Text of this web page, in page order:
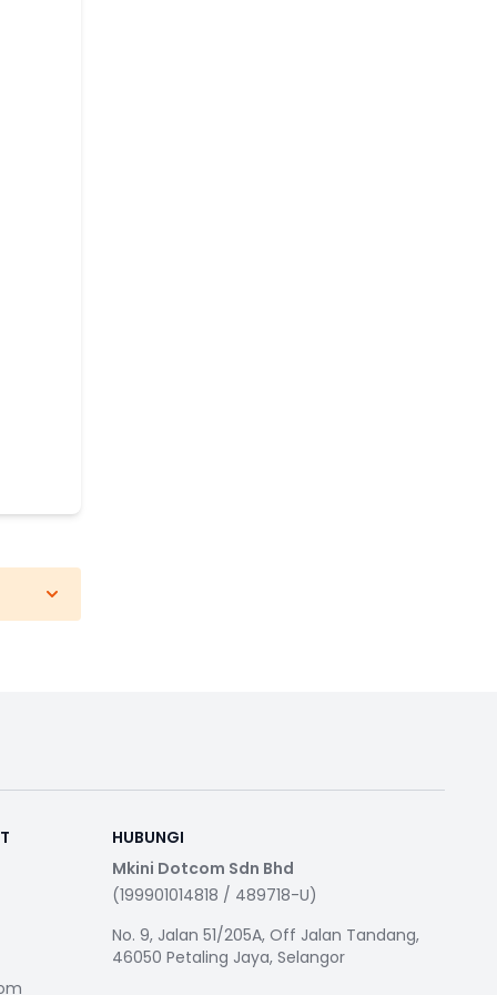
HUBUNGI
Mkini Dotcom Sdn Bhd
(199901014818 / 489718-U)
No. 9, Jalan 51/205A, Off Jalan Tandang,
46050 Petaling Jaya, Selangor